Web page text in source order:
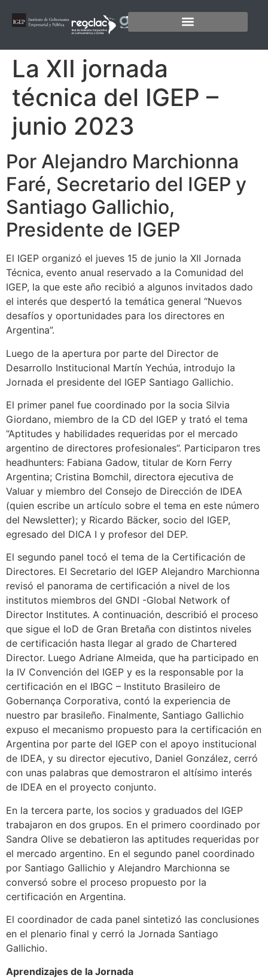
La XII jornada
técnica del IGEP –
junio 2023
Por Alejandro Marchionna
Faré, Secretario del IGEP y
Santiago Gallichio,
Presidente de IGEP
El IGEP organizó el jueves 15 de junio la XII Jornada
Técnica, evento anual reservado a la Comunidad del
IGEP, la que este año recibió a algunos invitados dado
el interés que despertó la temática general “Nuevos
desafíos y oportunidades para los directores en
Argentina”.
Luego de la apertura por parte del Director de
Desarrollo Institucional Martín Yechúa, introdujo la
Jornada el presidente del IGEP Santiago Gallichio.
El primer panel fue coordinado por la socia Silvia
Giordano, miembro de la CD del IGEP y trató el tema
“Aptitudes y habilidades requeridas por el mercado
argentino de directores profesionales”. Participaron tres
headhunters: Fabiana Gadow, titular de Korn Ferry
Argentina; Cristina Bomchil, directora ejecutiva de
Valuar y miembro del Consejo de Dirección de IDEA
(quien escribe un artículo sobre el tema en este número
del Newsletter); y Ricardo Bäcker, socio del IGEP,
egresado del DICA I y profesor del DEP.
El segundo panel tocó el tema de la Certificación de
Directores. El Secretario del IGEP Alejandro Marchionna
revisó el panorama de certificación a nivel de los
institutos miembros del GNDI -Global Network of
Director Institutes. A continuación, describió el proceso
que sigue el IoD de Gran Bretaña con distintos niveles
de certificación hasta llegar al grado de Chartered
Director. Luego Adriane Almeida, que ha participado en
la IV Convención del IGEP y es la responsable por la
certificación en el IBGC – Instituto Brasileiro de
Gobernança Corporativa, contó la experiencia de
nuestro par brasileño. Finalmente, Santiago Gallichio
expuso el mecanismo propuesto para la certificación en
Argentina por parte del IGEP con el apoyo institucional
de IDEA, y su director ejecutivo, Daniel González, cerró
con unas palabras que demostraron el altísimo interés
de IDEA en el proyecto conjunto.
En la tercera parte, los socios y graduados del IGEP
trabajaron en dos grupos. En el primero coordinado por
Sandra Olive se debatieron las aptitudes requeridas por
el mercado argentino. En el segundo panel coordinado
por Santiago Gallichio y Alejandro Marchionna se
conversó sobre el proceso propuesto por la
certificación en Argentina.
El coordinador de cada panel sintetizó las conclusiones
en el plenario final y cerró la Jornada Santiago
Gallichio.
Aprendizajes de la Jornada